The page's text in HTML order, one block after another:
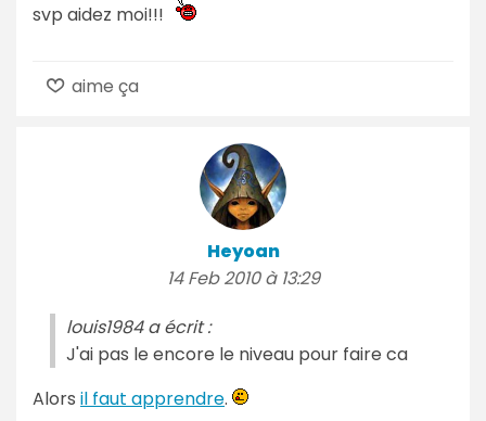
svp aidez moi!!!
aime ça
Heyoan
14 Feb 2010 à 13:29
louis1984 a écrit :
J'ai pas le encore le niveau pour faire ca
Alors il faut apprendre.